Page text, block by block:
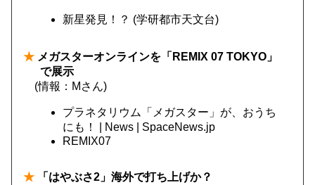
新星発見！？ (学研都市天文台)
★ メガスターオンラインを「REMIX 07 TOKYO」
で展示
(情報：Mさん)
プラネタリウム「メガスター」が、おうち
にも！ | News | SpaceNews.jp
REMIX07
★ 「はやぶさ2」海外で打ち上げか？